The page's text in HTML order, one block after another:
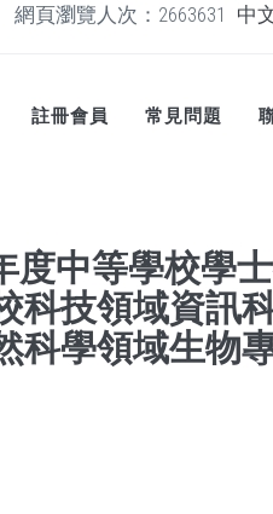
網頁瀏覽人次：2663631 中
註冊會員 常見問題
度中等學校學
科技領域資訊
科學領域生物